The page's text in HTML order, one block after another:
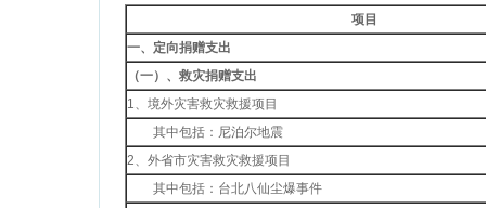
项目
一、定向捐赠支出
（一）、救灾捐赠支出
1、境外灾害救灾救援项目
其中包括：尼泊尔地震
2、外省市灾害救灾救援项目
其中包括：台北八仙尘爆事件